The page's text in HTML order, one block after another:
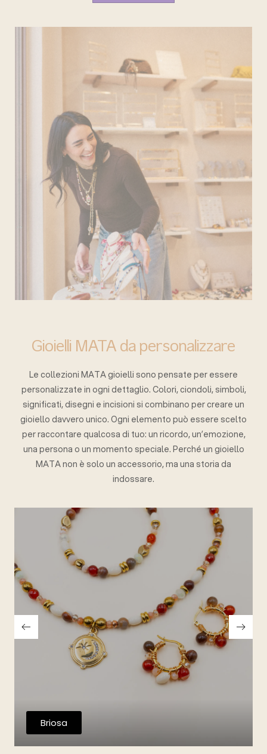
BARI
Gioielli MATA da personalizzare
Le collezioni MATA gioielli sono pensate per essere
personalizzate in ogni dettaglio. Colori, ciondoli, simboli,
significati, disegni e incisioni si combinano per creare un
gioiello davvero unico. Ogni elemento può essere scelto
per raccontare qualcosa di tuo: un ricordo, un’emozione,
una persona o un momento speciale. Perché un gioiello
MATA non è solo un accessorio, ma una storia da
indossare.
Briosa